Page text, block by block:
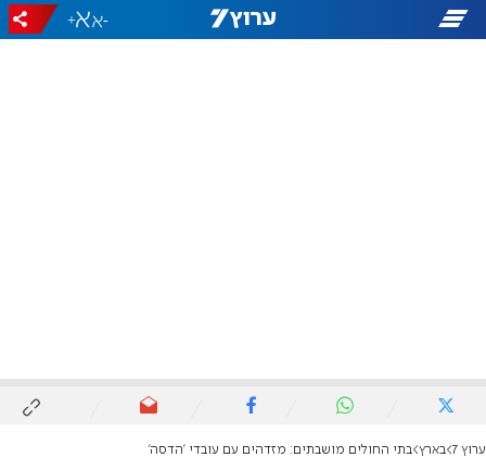
-
+
ערוץ 7 בארץ בתי החולים מושבתים: מזדהים עם עובדי 'הדסה'